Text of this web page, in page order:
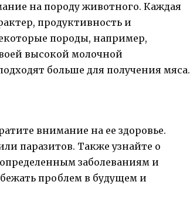
на породу животного. Каждая
продуктивность и
породы, например,
высокой молочной
больше для получения мяса.
внимание на ее здоровье.
паразитов. Также узнайте о
заболеваниям и
проблем в будущем и